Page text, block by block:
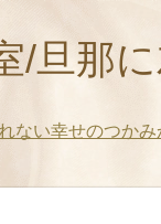
/旦那
ない幸せのつかみ